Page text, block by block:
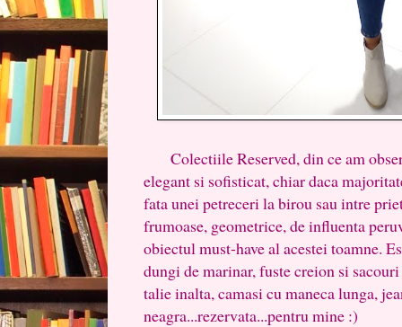
Colectiile Reserved, din ce am
elegant si sofisticat, chiar daca
fata unei petreceri la birou sau intre
frumoase, geometrice, de influenta
obiectul must-have al acestei toamne.
dungi de marinar, fuste creion si
talie inalta, camasi cu maneca lunga,
neagra...rezervata...pentru mine :)